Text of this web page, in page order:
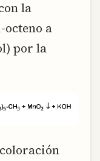
la
a
por la